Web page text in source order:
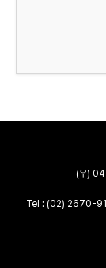
(우)
Tel : (02) 2670-